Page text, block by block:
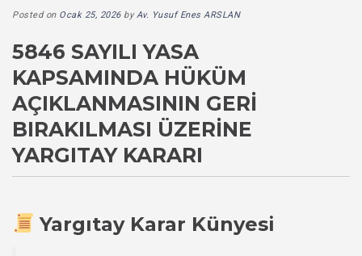
Posted on Ocak 25, 2026byAv. Yusuf Enes ARSLAN
5846 SAYILI YASA
KAPSAMINDA HÜKÜM
AÇIKLANMASININ GERI
BIRAKILMASI ÜZERINE
YARGITAY KARARI
Yargıtay Karar Künyesi